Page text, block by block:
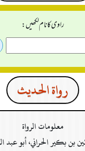
راوی کا نام لکھیں:
رواة الحدیث
معلومات الرواة
بن بكير الحراني، أبو عبد